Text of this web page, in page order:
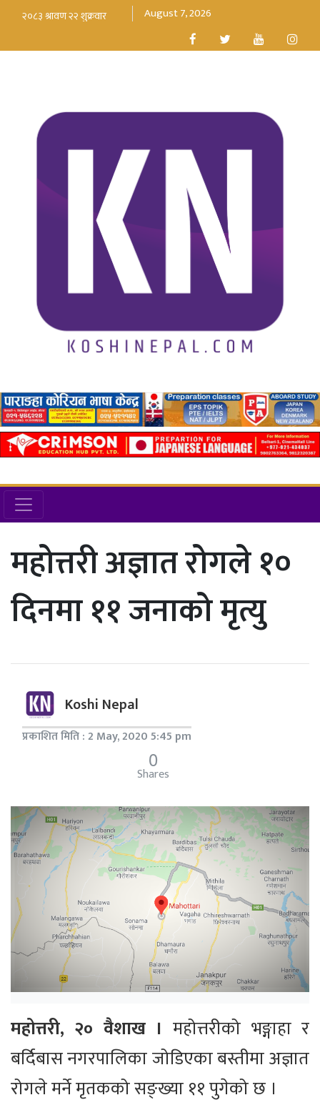
August 7, 2026
महोत्तरी अज्ञात रोगले १०
दिनमा ११ जनाको मृत्यु
Koshi Nepal
प्रकाशित मिति : 2 May, 2020 5:45 pm
0
Shares
महोत्तरी, २० वैशाख । महोत्तरीको भङ्गाहा र
बर्दिबास नगरपालिका जोडिएका बस्तीमा अज्ञात
रोगले मर्ने मृतकको सङ्ख्या ११ पुगेको छ ।